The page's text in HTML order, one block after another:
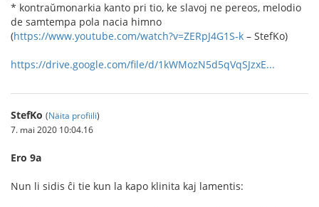
* kontraŭmonarkia kanto pri tio, ke slavoj ne pereos, melodio
de samtempa pola nacia himno
(https://www.youtube.com/watch?v=ZERpJ4G1S-k – StefKo)
https://drive.google.com/file/d/1kWMozN5d5qVqSJzxE...
StefKo (Näita profiili)
7. mai 2020 10:04.16
Ero 9a
Nun li sidis ĉi tie kun la kapo klinita kaj lamentis: